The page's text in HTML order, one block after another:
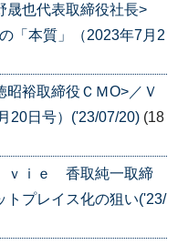
也代表取締役社長>
「本質」（2023年7月2
裕取締役ＣＭО>／Ｖ
20日号）('23/07/20) (18
ｉｅ 香取純一取締
トプレイス化の狙い('23/